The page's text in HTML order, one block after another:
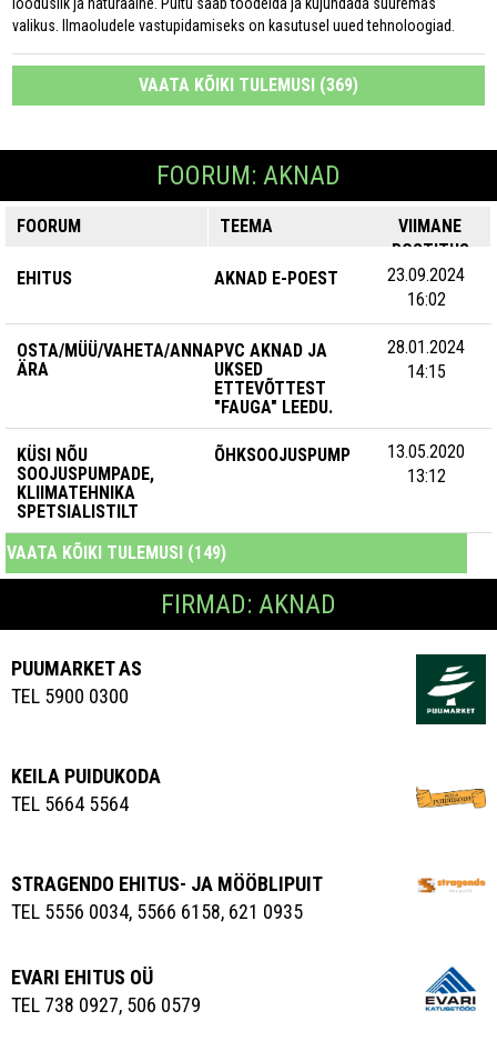
valikus. llmaoludele vastupidamiseks on kasutusel uued tehnoloogiad.
VAATA KÕIKI TULEMUSI (369)
FOORUM: AKNAD
FOORUM TEEMA
VIIMANE
POSTITUS
EHITUS
AKNAD E-POEST
23.09.2024
16:02
OSTA/MÜÜ/VAHETA/ANNA
ÄRA
PVC AKNAD JA
UKSED
ETTEVÕTTEST
"FAUGA" LEEDU.
28.01.2024
14:15
KÜSI NÕU
SOOJUSPUMPADE,
KLIIMATEHNIKA
SPETSIALISTILT
ÕHKSOOJUSPUMP
13.05.2020
13:12
VAATA KÕIKI TULEMUSI (149)
FIRMAD: AKNAD
PUUMARKET AS
TEL 5900 0300
KEILA PUIDUKODA
TEL 5664 5564
STRAGENDO EHITUS- JA MÖÖBLIPUIT
TEL 5556 0034, 5566 6158, 621 0935
EVARI EHITUS OÜ
TEL 738 0927, 506 0579